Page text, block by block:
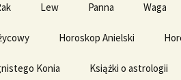
Lew Panna Waga
Horoskop Anielski
Konia Książki o astrologii